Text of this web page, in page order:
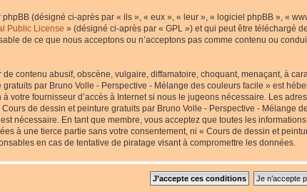
(désigné ci-après par « ils », « eux », « leur », « logiciel phpBB », «
Public License » (désigné ci-après par « GPL ») et qui peut être téléchargé
de ce que nous acceptons ou n’acceptons pas comme contenu ou
contenu abusif, obscène, vulgaire, diffamatoire, choquant, menaçant, à
par Bruno Volle - Perspective - Mélange des couleurs facile » est
votre fournisseur d’accès à Internet si nous le jugeons nécessaire. Les
de dessin et peinture gratuits par Bruno Volle - Perspective - Mélange
nécessaire. En tant que membre, vous acceptez que toutes les
à une tierce partie sans votre consentement, ni « Cours de dessin et
en cas de tentative de piratage visant à compromettre les données.